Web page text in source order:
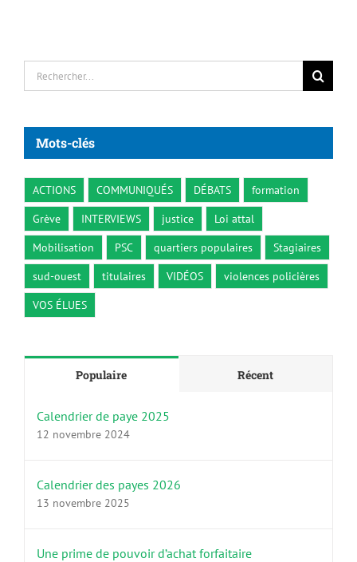
Rechercher:
Mots-clés
ACTIONS COMMUNIQUÉS DÉBATS
formation
Grève
INTERVIEWS justice
Loi attal
Mobilisation
PSC quartiers populaires
Stagiaires
sud-ouest
titulaires VIDÉOS
violences policières
VOS ÉLUES
Populaire Récent
Calendrier de paye 2025
12 novembre 2024
Calendrier des payes 2026
13 novembre 2025
Une prime de pouvoir d’achat forfaitaire